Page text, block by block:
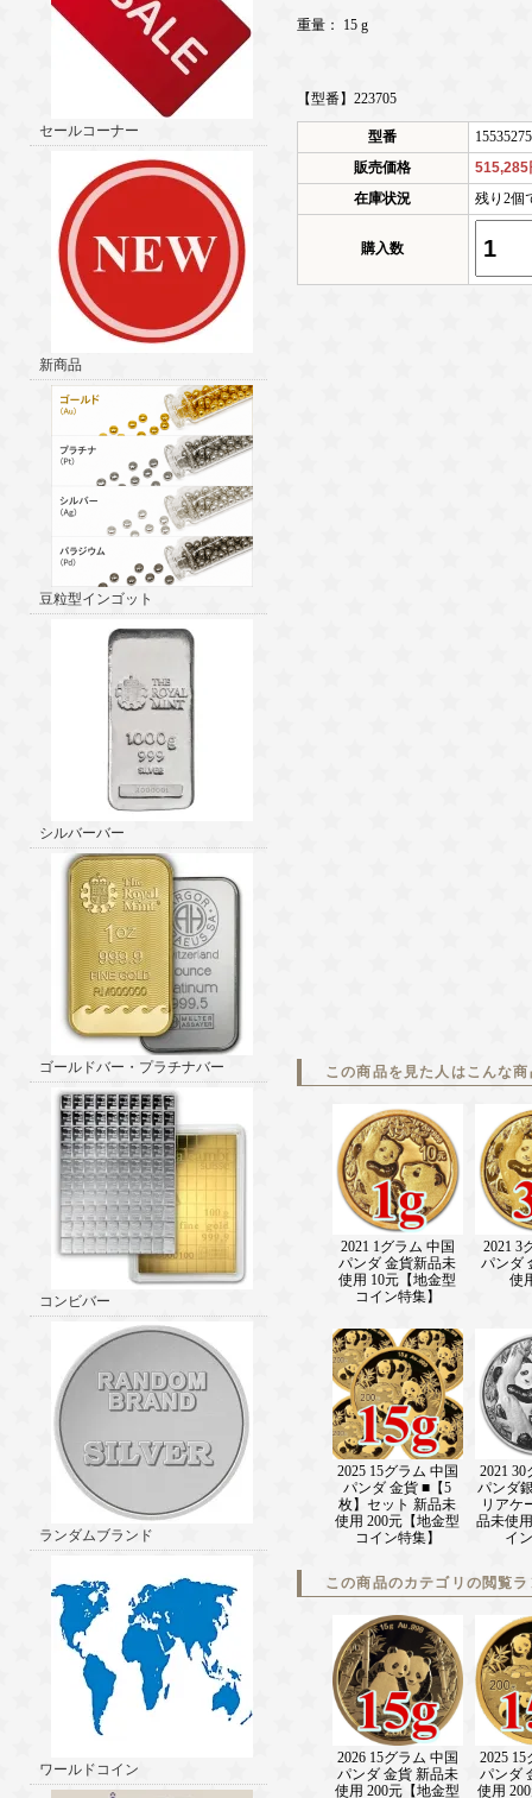
セールコーナー
新商品
豆粒型インゴット
シルバーバー
ゴールドバー・プラチナバー
コンビバー
ランダムブランド
ワールドコイン
重量： 15 g
【型番】223705
型番
販売価格
515,285
在庫状況
残り2個
購入数
この商品を見た人はこんな
2021 1グラム 中国
パンダ 金貨新品未
使用 10元【地金型
コイン特集】
2021 3
パンダ
使
2025 15グラム 中国
パンダ 金貨 ■【5
枚】セット 新品未
使用 200元【地金型
コイン特集】
2021
パンダ
リアケ
品未使
イ
この商品のカテゴリの閲覧
2026 15グラム 中国
パンダ 金貨 新品未
使用 200元【地金型
2025
パンダ
使用